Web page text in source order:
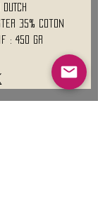
35% coton
: 450 Gr